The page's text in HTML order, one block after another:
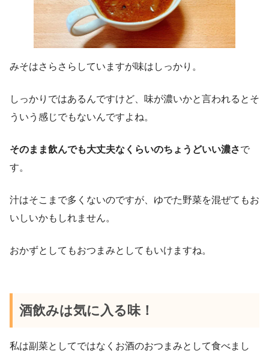
みそはさらさらしていますが味はしっかり。
しっかりではあるんですけど、味が濃いかと言われるとそ
ういう感じでもないんですよね。
そのまま飲んでも大丈夫なくらいのちょうどいい濃さで
す。
汁はそこまで多くないのですが、ゆでた野菜を混ぜてもお
いしいかもしれません。
おかずとしてもおつまみとしてもいけますね。
酒飲みは気に入る味！
私は副菜としてではなくお酒のおつまみとして食べまし